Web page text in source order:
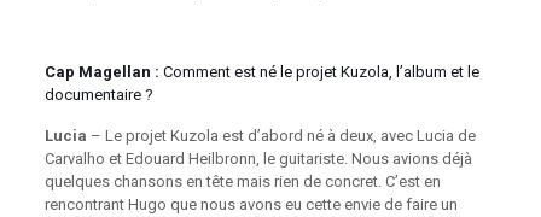
Cap Magellan : Comment est né le projet Kuzola, l’album et le
documentaire ?
Lucia – Le projet Kuzola est d’abord né à deux, avec Lucia de
Carvalho et Edouard Heilbronn, le guitariste. Nous avions déjà
quelques chansons en tête mais rien de concret. C’est en
rencontrant Hugo que nous avons eu cette envie de faire un